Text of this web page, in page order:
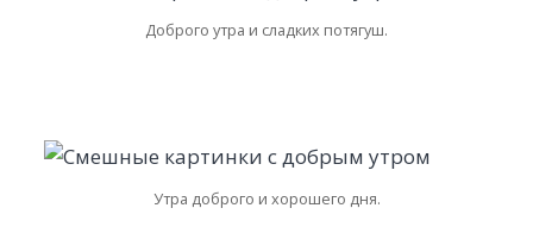
Доброго утра и сладких потягуш.
Утра доброго и хорошего дня.